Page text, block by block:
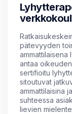
pätevyyden
ammattilaisena
antaa
sertifioitu
sitoutuvat
ammattilaisina
suhteessa
lievien